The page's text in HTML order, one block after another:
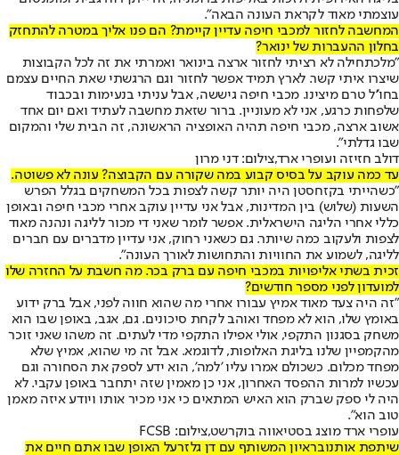
עוצמתי מאוד לקראת העונה הבאה".
המחשבה לחזור למכבי חיפה עדיין קיימת? הם פנו אליך במטרה להתחזק
בחלון ההעברות של ינואר?
"מלכתחילה לא רציתי לחזור ארצה בינואר ואמרתי את זה לכל הקבוצות
שיצרו איתי קשר. לארץ תמיד אפשר לחזור וגם הרגשתי שאת החיים עצמם
בחו''ל טרם מיצינו. מכבי חיפה גיששה, אבל עניתי בנעימות ובכבוד
שלפחות כרגע, אני לא מעוניין. ברור שזאת מחשבה לעתיד ואם יום אחד
אשוב ארצה, מכבי חיפה תהיה האופציה הראשונה, זה הבית שלי והמקום
שבו גדלתי".
דולב חזיזה ועופרי ארד,צילום: דני מרון
עד כמה עוקב על בסיס קבוע במה שקורה עם הקבוצה? עונה לא פשוטה.
"כשהייתי בקזחסטן היה יותר קשה לצפות בכל המשחקים בגלל הפרש
השעות (שלוש) בין המדינות, אבל אני עדיין עוקב אחרי מכבי חיפה ובאופן
כללי אחרי הליגה הישראלית. אפשר לומר שאני די מכור לליגה ונהנה מאוד
לצפות ולעקוב כמה שיותר. גם כשאני רחוק, אני עדיין מדברים עם חברים
לליגה, לשמוע את החוויות והתחושות לאורך העונה".
זכית בשתי אליפויות במכבי חיפה עם ברק בכר. מה חשבת על החזרה שלו
למועדון לפני מספר חודשים?
"זה היה צעד מאוד אמיץ עבורו אחרי מה שהוא חווה לפני, אבל ברק ידוע
באומץ שלו, הוא לא מפחד ואוהב לקחת סיכונים. גם, אגב, באופן שבו הוא
משחק בסגנון התקפי, אולי אפילו התקפי מדי לעתים. זה משהו שאני זוכר
מהקמפיין שלנו בליגת האלופות, לדוגמא. אבל זה מי שהוא, אמיץ שלא
מפחד מכלום. כשכולם אמרו עליו 'למה', הוא ידע לספק את הסחורה וגם
עכשיו למרות ההפסד האחרון, אני כן מאמין שזה יתחבר באופן עקבי. לא
היה לי ספק שברק הוא האיש המתאים כי אני מכיר אותו ויודע איזה מאמן
טוב הוא".
עופרי ארד מוצג בסטיאווה בוקרשט,צילום: FCSB
שיתפת אותנובראיון המשותף עם דן גלזרעל האופן שבו אתם חיים את